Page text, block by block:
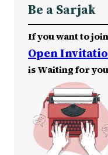
Be a Sarjak
If you want to
Open
is Waiting for you